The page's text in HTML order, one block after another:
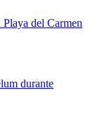
del Carmen
durante